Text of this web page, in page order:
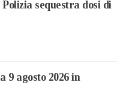
sequestra dosi di
9 agosto 2026 in